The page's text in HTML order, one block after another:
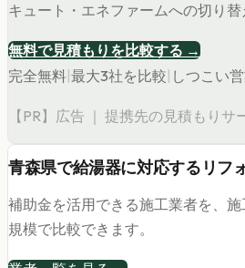
キュート・エネファームへの切り替
無料で見積もりを比較する →
完全無料 最大3社を比較 しつこい
【PR】広告 ｜ 提携先の見積もり
青森県で給湯器に対応するリフ
補助金を活用できる施工業者を、
規模で比較できます。